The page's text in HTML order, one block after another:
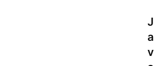
J
a
v